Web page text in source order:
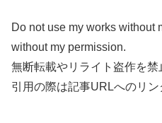
Do not use my works without
without my permission.
無断転載やリライト盗作を禁
引用の際は記事URLへのリン